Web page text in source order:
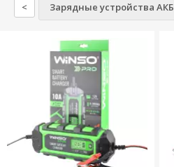
< Зарядные устройства АКБ